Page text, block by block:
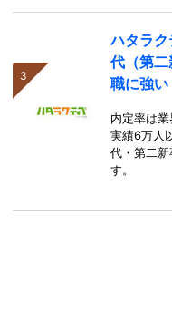
ハタラ
代（第
職に強い
内定率は
実績6万人
代・第二
す。